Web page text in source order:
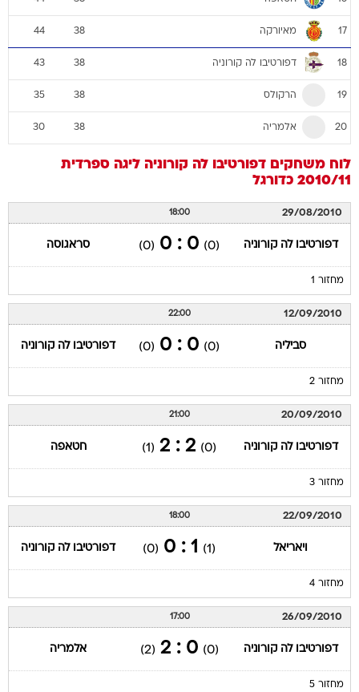
17 מאיורקה 38
44
18 דפורטיבו לה קורוניה 38
43
19 הרקולס 38
35
20 אלמריה 38
30
לוח משחקים דפורטיבו לה קורוניה ליגה ספרדית
2010/11 כדורגל
29/08/2010
18:00
דפורטיבו לה קורוניה (0)
0 : 0
(0) סראגוסה
מחזור 1
12/09/2010
22:00
סביליה (0)
0 : 0
(0) דפורטיבו לה קורוניה
מחזור 2
20/09/2010
21:00
דפורטיבו לה קורוניה (0)
2 : 2
(1) חטאפה
מחזור 3
22/09/2010
18:00
ויאריאל (1)
1 : 0
(0) דפורטיבו לה קורוניה
מחזור 4
26/09/2010
17:00
דפורטיבו לה קורוניה (0)
0 : 2
(2) אלמריה
מחזור 5